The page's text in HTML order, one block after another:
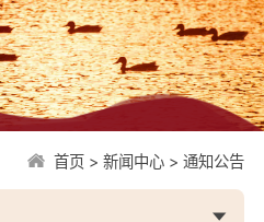
首页 >新闻中心 >通知公告